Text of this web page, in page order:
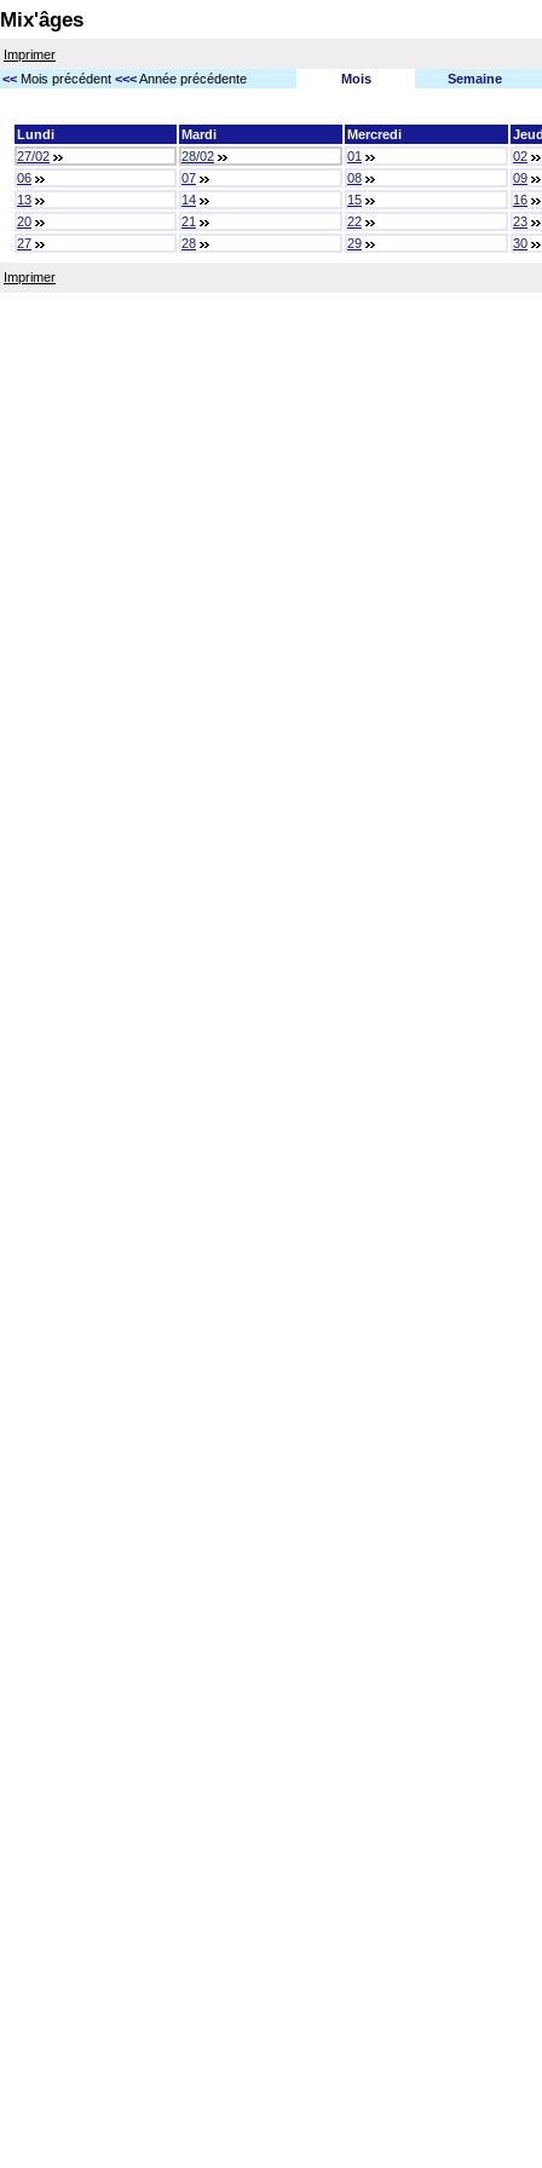
Mix'âges
Imprimer
<< Mois précédent <<<Année précédente Mois Semaine
Lundi Mardi Mercredi
27/02
28/02 01
02
06
07 08
09
13
14 15
16
20
21 22
23
27
28 29 30
Imprimer